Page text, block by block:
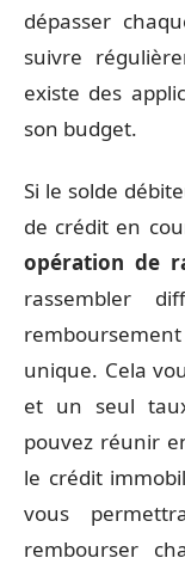
dépasser
suivre
existe des
son budget.
Si le solde
de crédit en
opération de
rassembler
unique. Cela
et un seul
pouvez réunir
le crédit
vous
rembourser